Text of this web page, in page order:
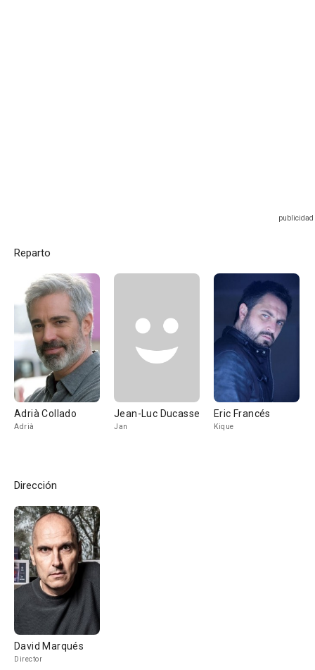
Reparto
Adrià Collado
Adrià
Jean-Luc Ducasse
Jan
Eric Francés
Kique
Dirección
David Marqués
Director